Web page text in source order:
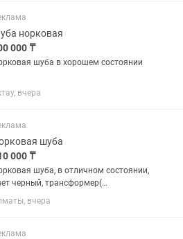
норковая
000 ₸
шуба в хорошем состоянии
вчера
шуба
000 ₸
шуба, в отличном состоянии,
черный, трансформер(
рукава и подол). Торг
вчера